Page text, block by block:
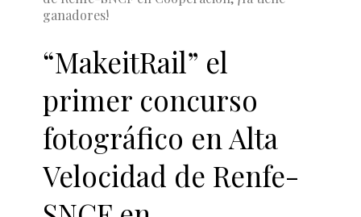
ganadores!
“MakeitRail” el
primer concurso
fotográfico en Alta
Velocidad de Renfe-